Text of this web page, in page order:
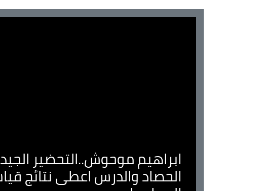
ابراهيم موحوش..التحضير
الحصاد والدرس اعطى نتائج